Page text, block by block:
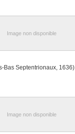
Image non disponible
Bas Septentrionaux, 1636)
Image non disponible